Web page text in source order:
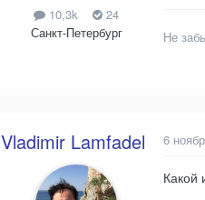
10,3k
24
Санкт-Петербург
Не
Vladimir Lamfadel 6
Какой